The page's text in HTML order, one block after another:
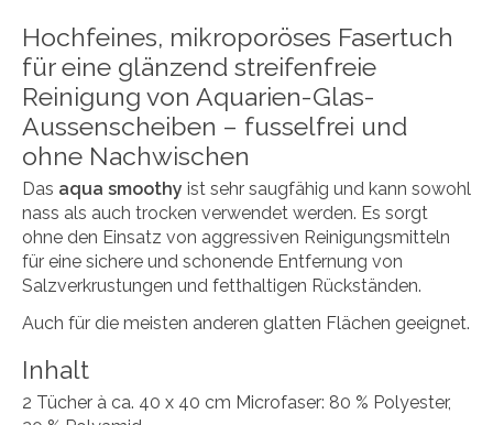
Hochfeines, mikroporöses Fasertuch
für eine glänzend streifenfreie
Reinigung von Aquarien-Glas-
Aussenscheiben – fusselfrei und
ohne Nachwischen
Das aqua smoothy ist sehr saugfähig und kann sowohl
nass als auch trocken verwendet werden. Es sorgt
ohne den Einsatz von aggressiven Reinigungsmitteln
für eine sichere und schonende Entfernung von
Salzverkrustungen und fetthaltigen Rückständen.
Auch für die meisten anderen glatten Flächen geeignet.
Inhalt
2 Tücher à ca. 40 x 40 cm Microfaser: 80 % Polyester,